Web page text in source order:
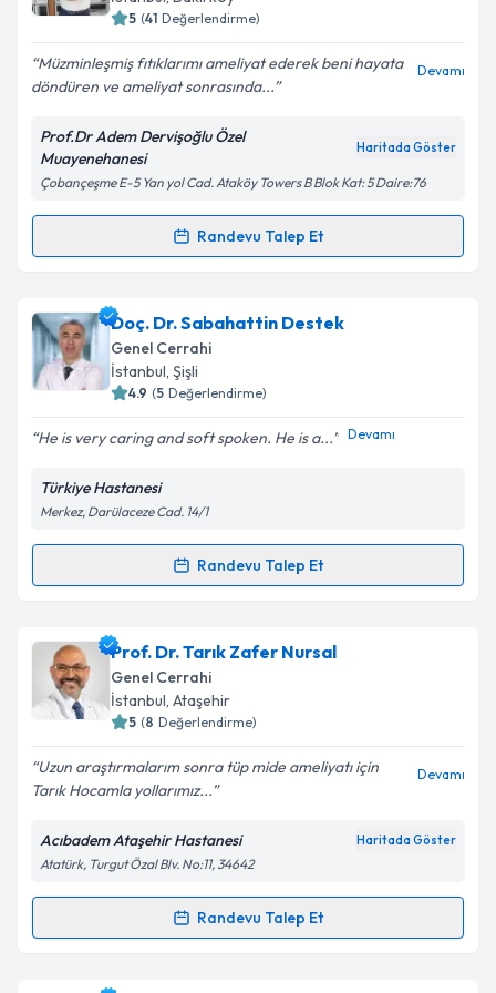
Kişisel verilerimin işlenmesine ilişkin
Aydınlatma
Metni'ni okudum ve kişisel verilerimin belirtilen
kapsamda işlenmesini kabul ediyorum.
Takvim Talebini Gönder
5 (41 Değerlendirme)
Müzminleşmiş fıtıklarımı ameliyat ederek beni hayata
döndüren ve ameliyat sonrasında...
Devamı
Prof.Dr Adem Dervişoğlu Özel
Muayenehanesi
Haritada Göster
Çobançeşme E-5 Yan yol Cad. Ataköy Towers B Blok Kat: 5 Daire:76
Randevu Talep Et
Randevu Takvimi Talebi
Prof. Dr. Adem Dervişoğluiçin randevu takvimi
talebi oluşturun. Size bu uzmandan randevu almanız
için bir takvim hazırlandığında e-posta ile
bilgilendireceğiz.
E-posta Adresiniz
Kişisel verilerimin işlenmesine ilişkinAydınlatma
'ni okudum ve kişisel verilerimin belirtilen
kapsamda işlenmesini kabul ediyorum.
Takvim Talebini Gönder
Doç. Dr. Sabahattin Destek
Genel Cerrahi
İstanbul, Şişli
4.9 (5 Değerlendirme)
He is very caring and soft spoken. He is a... Devamı
Türkiye Hastanesi
Merkez, Darülaceze Cad. 14/1
Randevu Talep Et
Randevu Takvimi Talebi
Doç. Dr. Sabahattin Destekiçin randevu takvimi
talebi oluşturun. Size bu uzmandan randevu almanız
için bir takvim hazırlandığında e-posta ile
bilgilendireceğiz.
E-posta Adresiniz
Kişisel verilerimin işlenmesine ilişkin
Metni'ni okudum ve kişisel verilerimin belirtilen
kapsamda işlenmesini kabul ediyorum.
Prof. Dr. Tarık Zafer Nursal
Genel Cerrahi
İstanbul, Ataşehir
5 (8 Değerlendirme)
Uzun araştırmalarım sonra tüp mide ameliyatı için
Tarık Hocamla yollarımız...
Devamı
Acıbadem Ataşehir Hastanesi Haritada Göster
Atatürk, Turgut Özal Blv. No:11, 34642
Randevu Talep Et
Randevu Takvimi Talebi